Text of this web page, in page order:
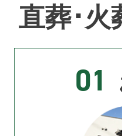
直葬･火
01